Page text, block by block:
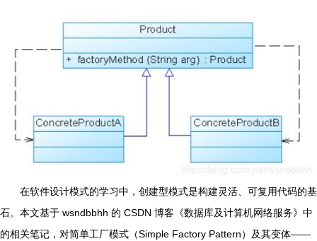
在软件设计模式的学习中，创建型模式是构建灵活、可复用代码的基
石。本文基于 wsndbbhh 的 CSDN 博客《数据库及计算机网络服务》中
的相关笔记，对简单工厂模式（Simple Factory Pattern）及其变体——